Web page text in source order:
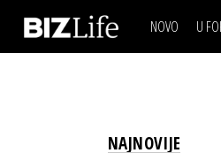
NOVO U
NAJNOVIJE